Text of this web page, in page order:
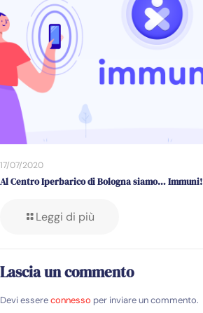
17/07/2020
Al Centro Iperbarico di Bologna siamo… Immuni!
Leggi di più
Lascia un commento
Devi essereconnesso per inviare un commento.